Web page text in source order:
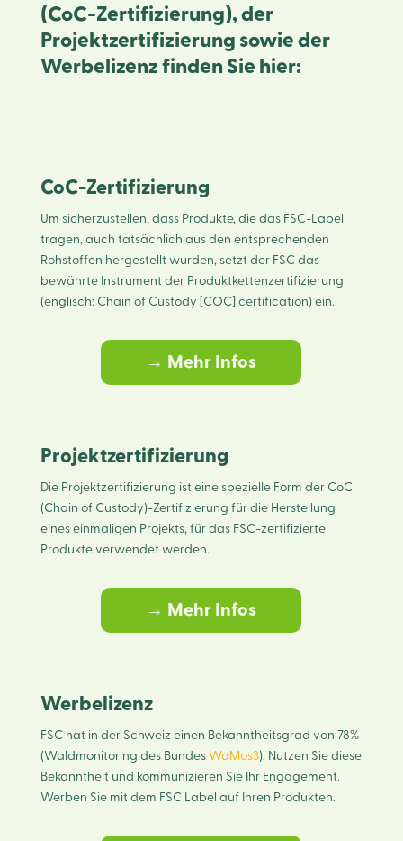
(CoC-Zertifizierung), der
Projektzertifizierung sowie der
Werbelizenz finden Sie hier:
CoC-Zertifizierung
Um sicherzustellen, dass Produkte, die das FSC-Label
tragen, auch tatsächlich aus den entsprechenden
Rohstoffen hergestellt wurden, setzt der FSC das
bewährte Instrument der Produktkettenzertifizierung
(englisch: Chain of Custody [COC] certification) ein.
→ Mehr Infos
Projektzertifizierung
Die Projektzertifizierung ist eine spezielle Form der CoC
(Chain of Custody)-Zertifizierung für die Herstellung
eines einmaligen Projekts, für das FSC-zertifizierte
Produkte verwendet werden.
→ Mehr Infos
Werbelizenz
FSC hat in der Schweiz einen Bekanntheitsgrad von 78%
(Waldmonitoring des Bundes WaMos3). Nutzen Sie diese
Bekanntheit und kommunizieren Sie Ihr Engagement.
Werben Sie mit dem FSC Label auf Ihren Produkten.